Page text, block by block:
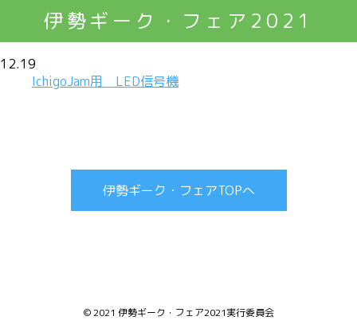
伊勢ギーク・フェア2021
12.19
IchigoJam用 LED信号機
伊勢ギーク・フェアTOPへ
© 2021 伊勢ギーク・フェア2021実行委員会